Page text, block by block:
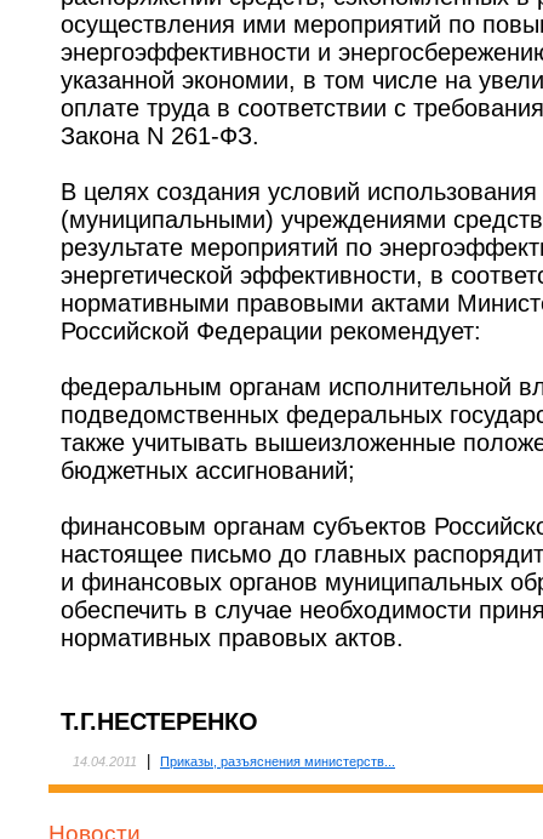
осуществления ими мероприятий по
энергоэффективности и
указанной экономии, в том числе на
оплате труда в соответствии с
Закона N 261-ФЗ.
В целях создания условий
(муниципальными) учреждениями
результате мероприятий по
энергетической эффективности, в
нормативными правовыми актами
Российской Федерации рекомендует:
федеральным органам исполнительной
подведомственных федеральных
также учитывать вышеизложенные
бюджетных ассигнований;
финансовым органам субъектов
настоящее письмо до главных
и финансовых органов муниципальных
обеспечить в случае необходимости
нормативных правовых актов.
Т.Г.НЕСТЕРЕНКО
14.04.2011 Приказы, разъяснения министерств...
Новости